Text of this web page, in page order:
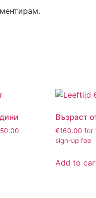
Възраст
€160.00 for
sign-up fee
Add to